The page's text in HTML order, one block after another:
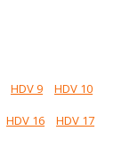
HDV 9
HDV 10
HDV 16
HDV 17